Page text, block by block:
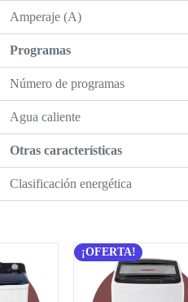
Amperaje (A)
Programas
Número de programas
Agua caliente
Otras características
Clasificación energética
¡OFERTA!